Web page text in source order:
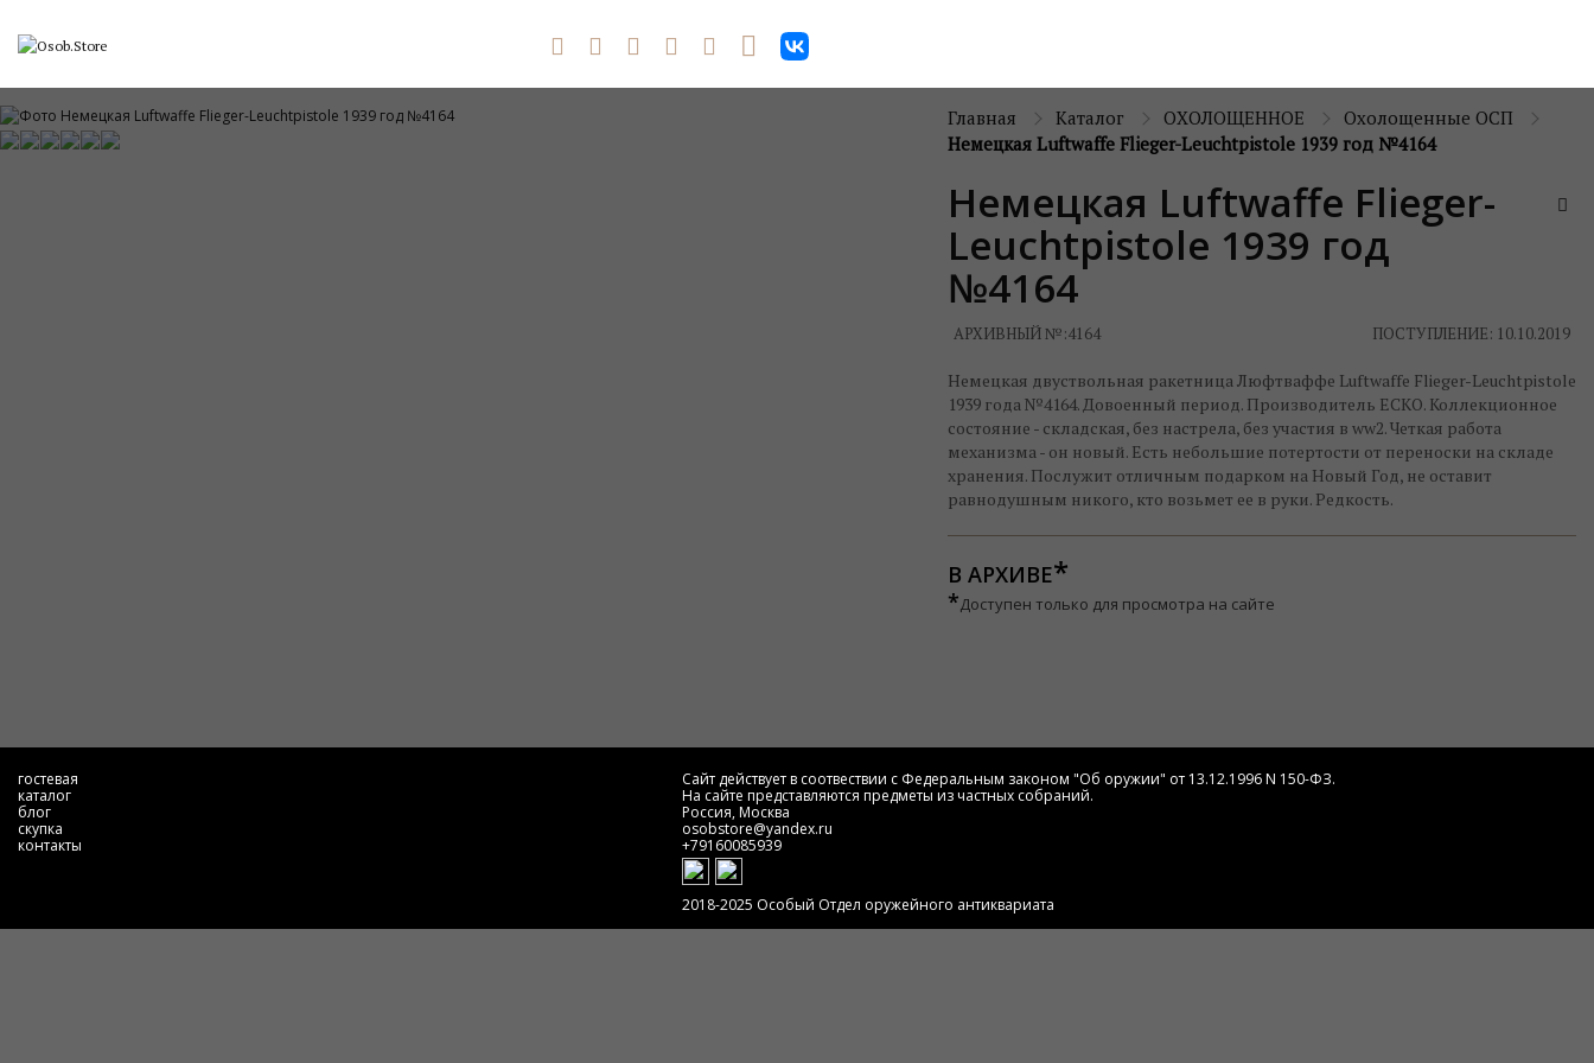
Главная Каталог ОХОЛОЩЕННОЕ
Охолощенные ОСП
Немецкая Luftwaffe Flieger-Leuchtpistole 1939 год №4164
Немецкая Luftwaffe Flieger-
Leuchtpistole 1939 год
№4164
АРХИВНЫЙ №:4164 ПОСТУПЛЕНИЕ: 10.10.2019
Немецкая двуствольная ракетница Люфтваффе Luftwaffe Flieger-Leuchtpistole
1939 года №4164. Довоенный период. Производитель ECKO. Коллекционное
состояние - складская, без настрела, без участия в ww2. Четкая работа
механизма - он новый. Есть небольшие потертости от переноски на складе
хранения. Послужит отличным подарком на Новый Год, не оставит
равнодушным никого, кто возьмет ее в руки. Редкость.
В АРХИВЕ
*Доступен только для просмотра на сайте
гостевая
каталог
блог
скупка
контакты
Сайт действует в соотвествии с Федеральным законом "Об оружии" от 13.12.1996 N 150-ФЗ.
На сайте представляются предметы из частных собраний.
Россия, Москва
osobstore@yandex.ru
+79160085939
2018-2025 Особый Отдел оружейного антиквариата